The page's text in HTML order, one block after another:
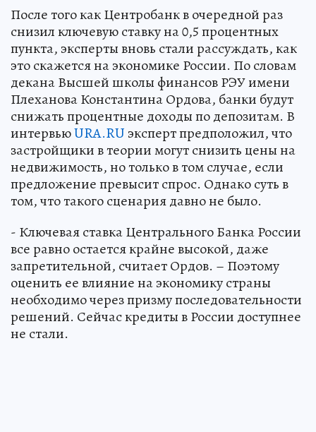
После того как Центробанк в очередной раз
снизил ключевую ставку на 0,5 процентных
пункта, эксперты вновь стали рассуждать, как
это скажется на экономике России. По словам
декана Высшей школы финансов РЭУ имени
Плеханова Константина Ордова, банки будут
снижать процентные доходы по депозитам. В
интервьюURA.RU эксперт предположил, что
застройщики в теории могут снизить цены на
недвижимость, но только в том случае, если
предложение превысит спрос. Однако суть в
том, что такого сценария давно не было.
- Ключевая ставка Центрального Банка России
все равно остается крайне высокой, даже
запретительной, считает Ордов. – Поэтому
оценить ее влияние на экономику страны
необходимо через призму последовательности
решений. Сейчас кредиты в России доступнее
не стали.